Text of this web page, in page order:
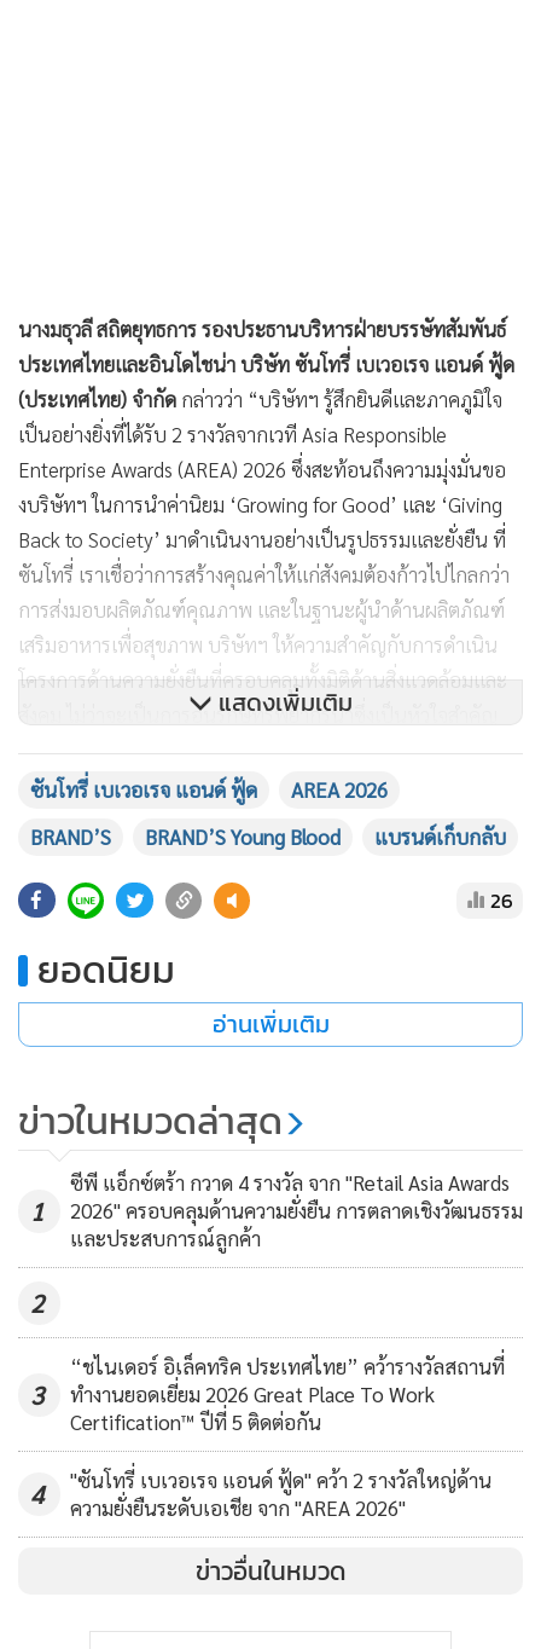
นางมธุวลี สถิตยุทธการ รองประธานบริหารฝ่ายบรรษัทสัมพันธ์
ประเทศไทยและอินโดไชน่า บริษัท ซันโทรี่ เบเวอเรจ แอนด์ ฟู้ด
(ประเทศไทย) จำกัด กล่าวว่า “บริษัทฯ รู้สึกยินดีและภาคภูมิใจ
เป็นอย่างยิ่งที่ได้รับ 2 รางวัลจากเวที Asia Responsible
Enterprise Awards (AREA) 2026 ซึ่งสะท้อนถึงความมุ่งมั่นขอ
งบริษัทฯ ในการนำค่านิยม ‘Growing for Good’ และ ‘Giving
Back to Society’ มาดำเนินงานอย่างเป็นรูปธรรมและยั่งยืน ที่
ซันโทรี่ เราเชื่อว่าการสร้างคุณค่าให้แก่สังคมต้องก้าวไปไกลกว่า
การส่งมอบผลิตภัณฑ์คุณภาพ และในฐานะผู้นำด้านผลิตภัณฑ์
เสริมอาหารเพื่อสุขภาพ บริษัทฯ ให้ความสำคัญกับการดำเนิน
โครงการด้านความยั่งยืนที่ครอบคลุมทั้งมิติด้านสิ่งแวดล้อมและ
สังคม ไม่ว่าจะเป็นการอนุรักษ์ทรัพยากรน้ำซึ่งเป็นหัวใจสำคัญ
ของธุรกิจ การส่งเสริมบรรจุภัณฑ์เพื่อความยั่งยืน ตลอดจนการส่ง
เสริมสุขภาวะ การยกระดับคุณภาพชีวิตของคนไทย และการ
พัฒนาด้านการศึกษา อันเป็นรากฐานสำคัญของการเติบโตอย่าง
นางมธุวลี กล่าวต่อว่า “ในด้านการส่งเสริมสุขภาวะ บริษัทฯ ได้
ดำเนินโครงการ ‘BRAND’S Young Blood’ ร่วมกับศูนย์บริการ
โลหิตแห่งชาติ สภากาชาดไทย เพื่อส่งเสริมการบริจาคโลหิตใน
กลุ่มเยาวชนและปลูกฝังจิตสำนึกแห่งการเป็นผู้ให้ จนได้รับ
การดำเนินโครงการฯ บริษัทฯ มีส่วนช่วยจัดหาโลหิตให้แก่
ประเทศมากกว่า 2 ล้านยูนิต และในปี 2568 เพียงปีเดียว
สามารถจัดหาโลหิตได้มากกว่า 260,000 ยูนิตจากผู้บริจาคโลหิต
เยาวชนทั่วประเทศ ความสำเร็จของโครงการนี้ไม่ได้สะท้อนเพียง
จำนวนยูนิตโลหิตที่ได้รับ แต่ยังสะท้อนการสร้างวัฒนธรรมแห่ง
การเป็นผู้ให้ในกลุ่มเยาวชน ซึ่งจะเติบโตเป็นพลังสำคัญของสังคม
ไทยในอนาคต สำหรับด้านการอนุรักษ์สิ่งแวดล้อม บริษัทฯ ได้
ริเริ่มโครงการ ‘แบรนด์เก็บกลับ’ (BRAND’S Bring Back) เพื่อส่ง
เสริมการรีไซเคิลบรรจุภัณฑ์ใช้แล้วและสนับสนุนเศรษฐกิจ
หมุนเวียน ผ่านการสร้างองค์ความรู้และปลูกฝังพฤติกรรมด้านสิ่ง
แวดล้อมในสถานศึกษา โดยในปี 2568 โครงการฯ สามารถเข้าถึง
นักเรียนกว่า 256,000 คนในโรงเรียนสังกัดกรุงเทพมหานคร และ
มีส่วนช่วยยกระดับระบบการบริหารจัดการขยะในโรงเรียน
นำร่องอย่างเป็นรูปธรรม จนได้รับรางวัล Green Leadership เป็น
แสดงเพิ่มเติม
ซันโทรี่ เบเวอเรจ แอนด์ ฟู้ด
AREA 2026
BRAND’S
BRAND’S Young Blood แบรนด์เก็บกลับ
26
ยอดนิยม
อ่านเพิ่มเติม
ข่าวในหมวดล่าสุด
1
ซีพี แอ็กซ์ตร้า กวาด 4 รางวัล จาก "Retail Asia Awards
2026" ครอบคลุมด้านความยั่งยืน การตลาดเชิงวัฒนธรรม
และประสบการณ์ลูกค้า
2
3
“ชไนเดอร์ อิเล็คทริค ประเทศไทย” คว้ารางวัลสถานที่
ทำงานยอดเยี่ยม 2026 Great Place To Work
Certification™ ปีที่ 5 ติดต่อกัน
4
"ซันโทรี่ เบเวอเรจ แอนด์ ฟู้ด" คว้า 2 รางวัลใหญ่ด้าน
ความยั่งยืนระดับเอเชีย จาก "AREA 2026"
ข่าวอื่นในหมวด
MGR Online ใช้คุกกี้ (Cookies)
MGR Online ใช้คุกกี้ เพื่อจัดการข้อมูลส่วนบุคคลเพื่อนำเสนอ
ประสบการณ์คอนเทนต์ที่ดีที่สุดให้กับผู้อ่านบนเว็บไซต์ และ